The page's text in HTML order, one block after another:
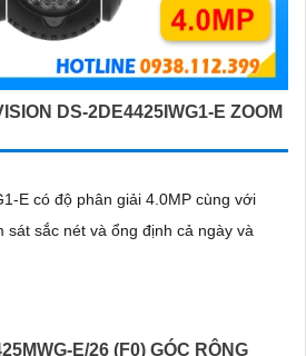
DS-2DE4425IWG1-E ZOOM
E có độ phân giải 4.0MP cùng với
sát sắc nét và ổng định cả ngày và
E/26 (F0) GÓC RỘNG